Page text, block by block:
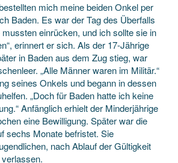
mich meine beiden Onkel per
Baden. Es war der Tag des Überfalls
einrücken, und ich sollte sie in
erinnert er sich. Als der 17-Jährige
in Baden aus dem Zug stieg, war
„Alle Männer waren im Militär.“
seines Onkels und begann in dessen
„Doch für Baden hatte ich keine
Anfänglich erhielt der Minderjährige
eine Bewilligung. Später war die
sechs Monate befristet. Sie
nach Ablauf der Gültigkeit